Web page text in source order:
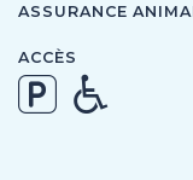
ASSURANCE
ACCÈS